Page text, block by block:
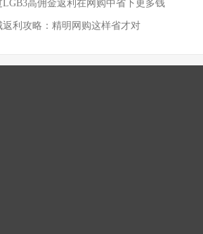
LGB3高佣金返利在网购中省下更多钱
返利攻略：精明网购这样省才对